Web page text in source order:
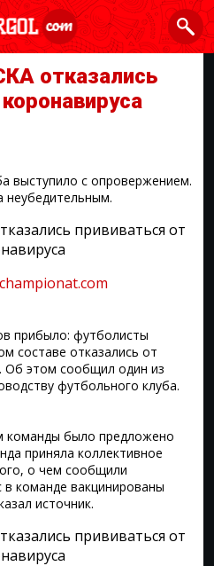
отказались
выступило с опровержением.
неубедительным.
championat.com
прибыло: футболисты
составе отказались от
Об этом сообщил один из
футбольного клуба.
команды было предложено
приняла коллективное
о чем сообщили
в команде вакцинированы
источник.